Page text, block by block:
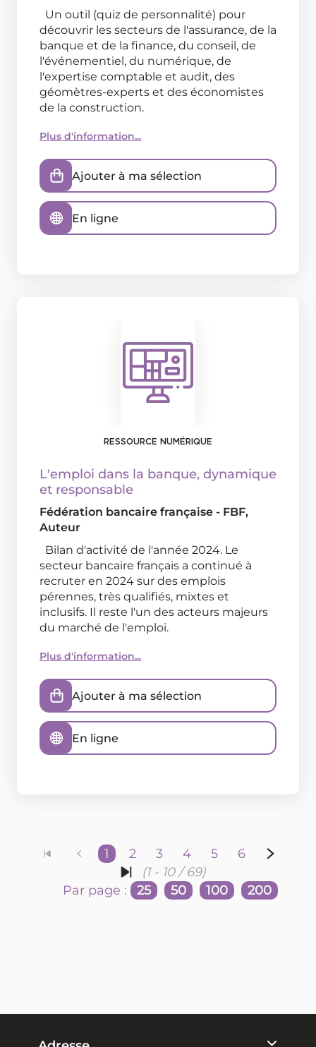
Un outil (quiz de personnalité) pour
découvrir les secteurs de l'assurance, de la
banque et de la finance, du conseil, de
l'événementiel, du numérique, de
l'expertise comptable et audit, des
géomètres-experts et des économistes
de la construction.
Plus d'information...
Ajouter à ma sélection
En ligne
RESSOURCE NUMÉRIQUE
L'emploi dans la banque, dynamique
et responsable
Fédération bancaire française - FBF,
Auteur
Bilan d'activité de l'année 2024. Le
secteur bancaire français a continué à
recruter en 2024 sur des emplois
pérennes, très qualifiés, mixtes et
inclusifs. Il reste l'un des acteurs majeurs
du marché de l'emploi.
Plus d'information...
Ajouter à ma sélection
En ligne
1 2 3 4 5
6
(1 - 10 / 69)
Par page :
25 50 100 200